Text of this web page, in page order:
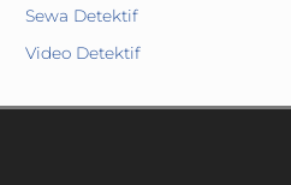
Sewa Detektif
Video Detektif